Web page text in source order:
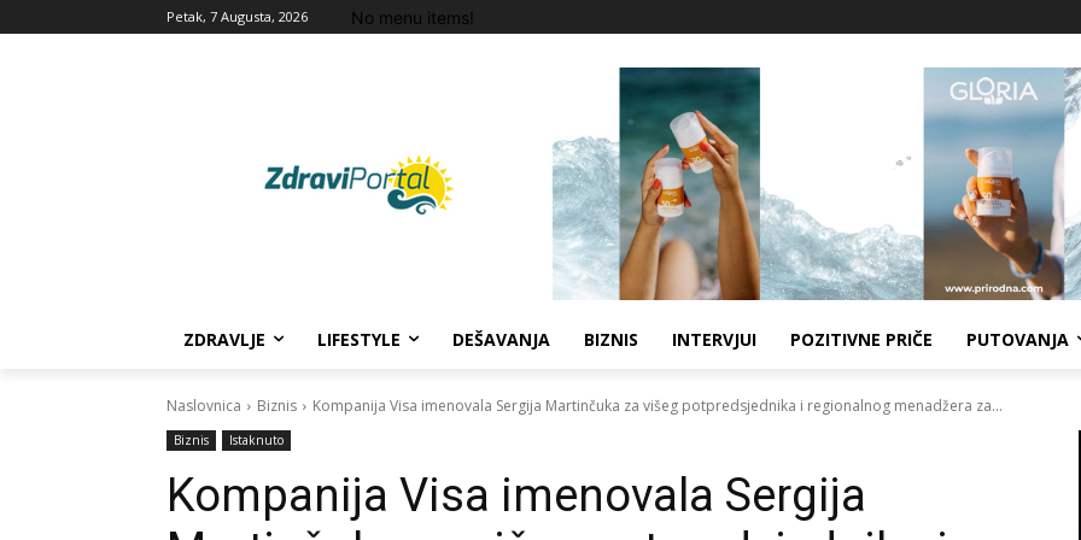
Petak, 7 Augusta, 2026 No menu items!
ZDRAVLJE LIFESTYLE DEŠAVANJA BIZNIS INTERVJUI POZITIVNE PRIČE PUTOVANJA
Naslovnica Biznis Kompanija Visa imenovala Sergija Martinčuka za višeg potpredsjednika i regionalnog menadžera za...
Biznis Istaknuto
Kompanija Visa imenovala Sergija